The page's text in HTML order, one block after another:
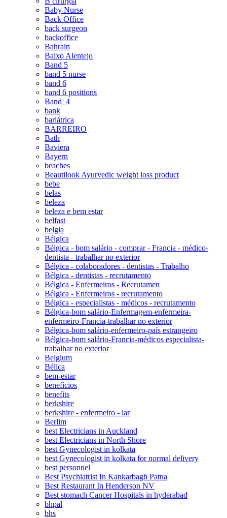
Baby Nurse
Back Office
back surgeon
backoffice
Bahrain
Baixo Alentejo
Band 5
band 5 nurse
band 6
band 6 positions
Band_4
bank
bariátrica
BARREIRO
Bath
Baviera
Bayern
beaches
Beautilook Ayurvedic weight loss product
bebe
belas
beleza
beleza e bem estar
belfast
belgia
Bélgica
Bélgica - bom salário - comprar - Francia - médico-
dentista - trabalhar no exterior
Bélgica - colaboradores - dentistas - Trabalho
Bélgica - dentistas - recrutamento
Bélgica - Enfermeiros - Recrutamen
Bélgica - Enfermeiros - recrutamento
Bélgica - especialistas - médicos - recrutamento
Bélgica-bom salário-Enfermagem-enfermeira-
enfermeiro-Francia-trabalhar no exterior
Bélgica-bom salário-enfermeiro-país estrangeiro
Bélgica-bom salário-Francia-médicos especialista-
trabalhar no exterior
Belgium
Bélica
bem-estar
benefícios
benefits
berkshire
berkshire - enfermeiro - lar
Berlim
best Electricians in Auckland
best Electricians in North Shore
best Gynecologist in kolkata
best Gynecologist in kolkata for normal delivery
best personnel
Best Psychiatrist In Kankarbagh Patna
Best Restaurant In Henderson NV
Best stomach Cancer Hospitals in hyderabad
bhpal
bhs